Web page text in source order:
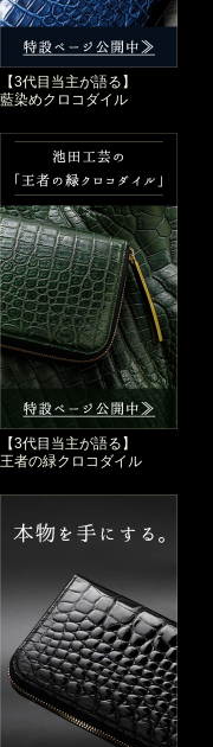
【3代目当主が語る】
藍染めクロコダイル
【3代目当主が語る】
王者の緑クロコダイル